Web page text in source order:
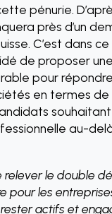
pénurie.
près d’un
C’est dans
de proposer
pour
en termes
au-
relever le double
pour les
actifs et